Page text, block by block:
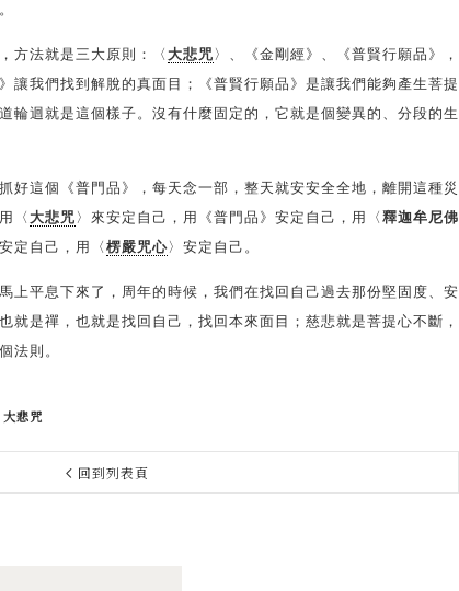
方法就是三大原則：〈 大悲咒 〉、《金剛經》、《普賢行願品》，
讓我們找到解脫的真面目；《普賢行願品》是讓我們能夠產生菩提
輪迴就是這個樣子。沒有什麼固定的，它就是個變異的、分段的生
好這個《普門品》，每天念一部，整天就安安全全地，離開這種災
〈 大悲咒 〉來安定自己，用《普門品》安定自己，用〈 釋迦牟尼佛
定自己，用〈 楞嚴咒心〉安定自己。
上平息下來了，周年的時候，我們在找回自己過去那份堅固度、安
就是禪，也就是找回自己，找回本來面目；慈悲就是菩提心不斷，
法則。
大悲咒
回到列表頁